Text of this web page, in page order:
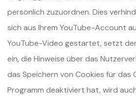
persönlich zuzuordnen. Dies
sich aus Ihrem YouTube-Account
YouTube-Video gestartet, setzt
ein, die Hinweise über das
das Speichern von Cookies für das
Programm deaktiviert hat, wird